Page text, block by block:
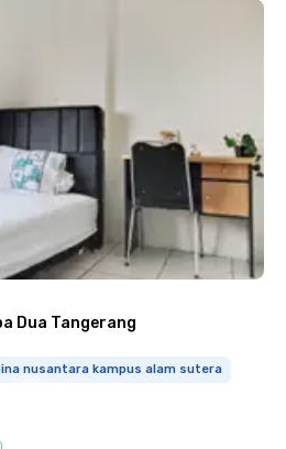
Dua Tangerang
nusantara kampus alam sutera